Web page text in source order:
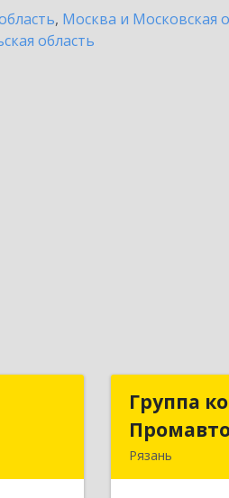
, Москва и Московская
область
Группа
Рязань